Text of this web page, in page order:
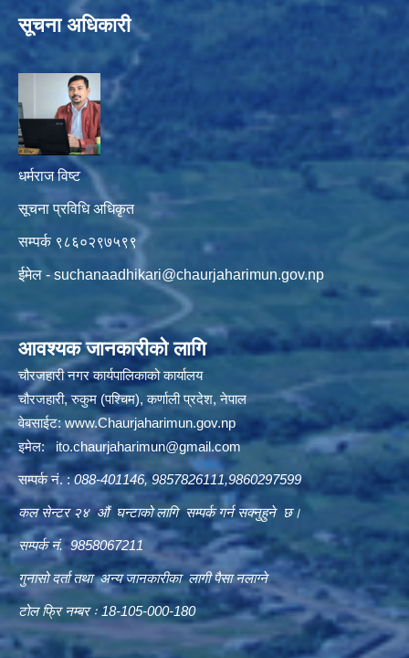
सूचना अधिकारी
धर्मराज विष्ट
सूचना प्रविधि अधिकृत
सम्पर्क ९८६०२९७५९९
ईमेल -suchanaadhikari@chaurjaharimun.gov.np
आवश्यक जानकारीको लागि
चौरजहारी नगर कार्यपालिकाको कार्यालय
चौरजहारी, रुकुम (पश्चिम), कर्णाली प्रदेश, नेपाल
वेबसाईट:www.Chaurjaharimun.gov.np
इमेल: ito.chaurjaharimun@gmail.com
सम्पर्क नं. :088-401146, 9857826111,9860297599
कल सेन्टर २४ औं घन्टाको लागि सम्पर्क गर्न सक्नुहुने छ।
सम्पर्क नं. 9858067211
गुनासो दर्ता तथा अन्य जानकारीका लागी पैसा नलाग्ने
टोल फ्रि नम्बर ः 18-105-000-180